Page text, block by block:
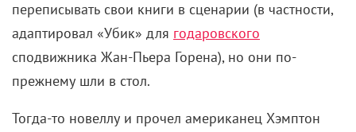
переписывать свои книги в сценарии (в частности,
адаптировал «Убик» для годаровского
сподвижника Жан-Пьера Горена), но они по-
прежнему шли в стол.
Тогда-то новеллу и прочел американец Хэмптон